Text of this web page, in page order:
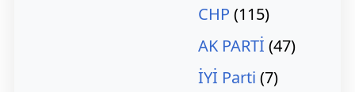
CHP (115)
AK PARTİ (47)
İYİ Parti (7)